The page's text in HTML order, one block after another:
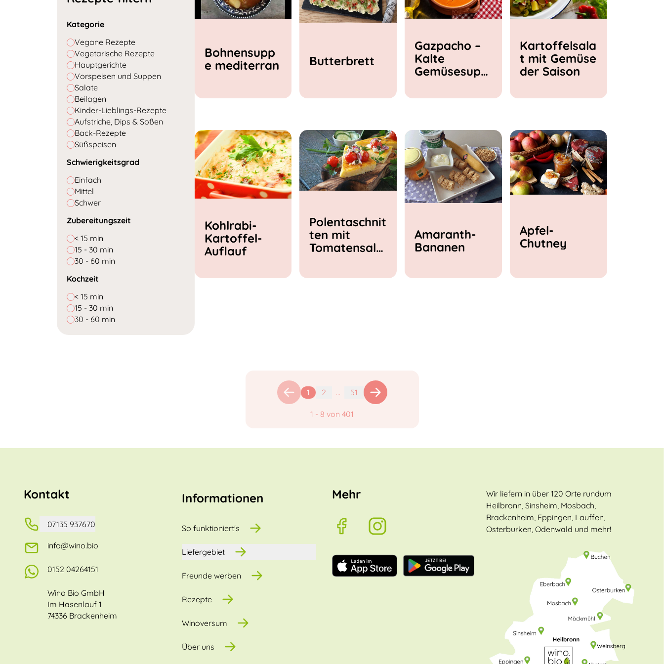
Kategorie
Vegane Rezepte
Vegetarische Rezepte
Hauptgerichte
Vorspeisen und Suppen
Salate
Beilagen
Kinder-Lieblings-Rezepte
Aufstriche, Dips & Soßen
Back-Rezepte
Süßspeisen
Schwierigkeitsgrad
Einfach
Mittel
Schwer
Zubereitungszeit
< 15 min
15 - 30 min
30 - 60 min
Kochzeit
< 15 min
15 - 30 min
30 - 60 min
Bohnensupp
e mediterran
Butterbrett
Gazpacho –
Kalte
Gemüsesupp
Kartoffelsala
t mit Gemüse
der Saison
Kohlrabi-
Kartoffel-
Auflauf
Polentaschnit
ten mit
Tomatensala
Amaranth-
Bananen
Apfel-
Chutney
1 2 ... 51
1 - 8 von 401
Kontakt
07135 937670
info@wino.bio
0152 04264151
Wino Bio GmbH
Im Hasenlauf 1
74336 Brackenheim
Informationen
So funktioniert's
Liefergebiet
Freunde werben
Rezepte
Winoversum
Über uns
Mehr
Wir liefern in über 120 Orte rundum
Heilbronn, Sinsheim, Mosbach,
Brackenheim, Eppingen, Lauffen,
Osterburken, Odenwald und mehr!